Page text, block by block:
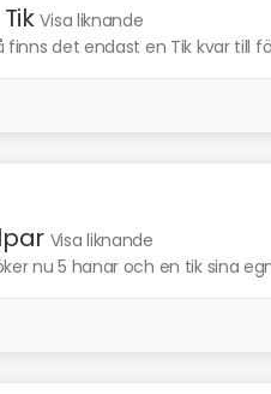
Visa liknande
finns det endast en Tik kvar till
Visa liknande
nu 5 hanar och en tik sina